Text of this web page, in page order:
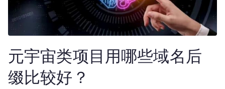
元宇宙类项目用哪些域名后
缀比较好？